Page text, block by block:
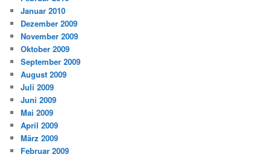
Januar 2010
Dezember 2009
November 2009
Oktober 2009
September 2009
August 2009
Juli 2009
Juni 2009
Mai 2009
April 2009
März 2009
Februar 2009